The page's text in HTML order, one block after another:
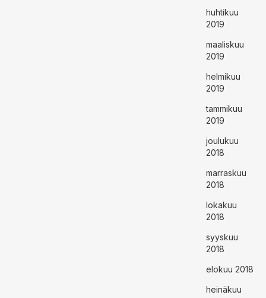
huhtikuu
2019
maaliskuu
2019
helmikuu
2019
tammikuu
2019
joulukuu
2018
marraskuu
2018
lokakuu
2018
syyskuu
2018
elokuu 2018
heinäkuu